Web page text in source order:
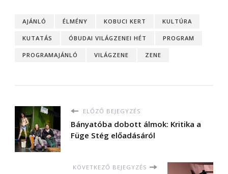
AJÁNLÓ ÉLMÉNY KOBUCI KERT KULTÚRA
KUTATÁS ÓBUDAI VILÁGZENEI HÉT PROGRAM
PROGRAMAJÁNLÓ VILÁGZENE ZENE
ELŐZŐ BEJEGYZÉS
Bányatóba dobott álmok: Kritika a
Füge Stég előadásáról
KÖVETKEZŐ BEJEGYZÉS